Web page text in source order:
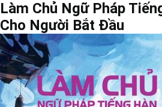
Làm Chủ Ngữ Pháp
Cho Người Bắt Đầu